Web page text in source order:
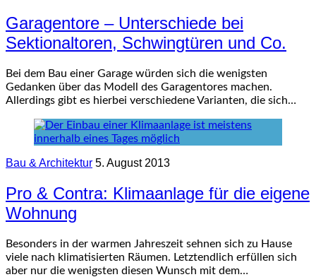
Garagentore – Unterschiede bei
Sektionaltoren, Schwingtüren und Co.
Bei dem Bau einer Garage würden sich die wenigsten
Gedanken über das Modell des Garagentores machen.
Allerdings gibt es hierbei verschiedene Varianten, die sich…
Bau & Architektur 5. August 2013
Pro & Contra: Klimaanlage für die eigene
Wohnung
Besonders in der warmen Jahreszeit sehnen sich zu Hause
viele nach klimatisierten Räumen. Letztendlich erfüllen sich
aber nur die wenigsten diesen Wunsch mit dem…